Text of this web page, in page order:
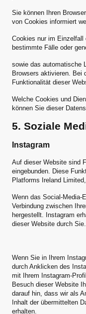
Sie können Ihren
von Cookies informiert
Cookies nur im Einzelfall
bestimmte Fälle oder
sowie das automatische
Browsers aktivieren. Bei
Funktionalität dieser
Welche Cookies und
können Sie dieser
5. Soziale
Instagram
Auf dieser Website sind
eingebunden. Diese
Platforms Ireland
Wenn das Social-Media-
Verbindung zwischen
hergestellt. Instagram
dieser Website durch Sie.
Wenn Sie in Ihrem
durch Anklicken des
mit Ihrem Instagram-
Besuch dieser Website
darauf hin, dass wir als
Inhalt der übermittelten
erhalten.